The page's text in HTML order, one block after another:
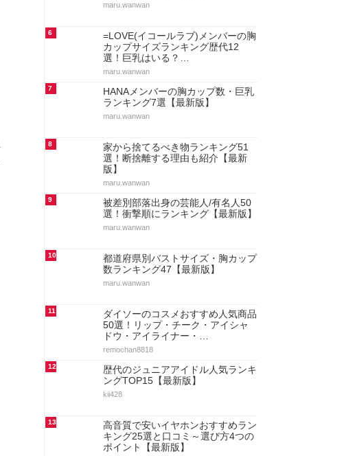
maru.wanwan
6
=LOVE(イコールラブ)メンバーの胸
カップサイズランキング歴代12
選！巨乳はいる？…
maru.wanwan
7
HANAメンバーの胸カップ数・巨乳
ランキング7選【最新版】
maru.wanwan
8
家から捨てるべき物ランキング51
選！断捨離する理由も紹介【最新
版】
maru.wanwan
9
被差別部落出身の芸能人/有名人50
選！衝撃順にランキング【最新版】
maru.wanwan
10
都道府県別バストサイズ・胸カップ
数ランキング47【最新版】
maru.wanwan
11
ダイソーのコスメおすすめ人気商品
50選！リップ・チーク・アイシャ
ドウ・アイライナー・…
remochan8818
12
歴代のジュニアアイドル人気ランキ
ングTOP15【最新版】
kii428
13
高音質で安いイヤホンおすすめラン
キング25選と口コミ～選び方4つの
ポイント【最新版】